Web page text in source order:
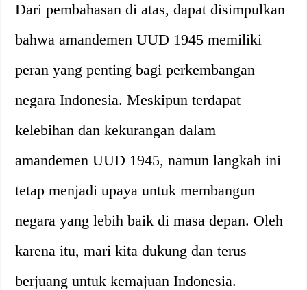
Dari pembahasan di atas, dapat disimpulkan
bahwa amandemen UUD 1945 memiliki
peran yang penting bagi perkembangan
negara Indonesia. Meskipun terdapat
kelebihan dan kekurangan dalam
amandemen UUD 1945, namun langkah ini
tetap menjadi upaya untuk membangun
negara yang lebih baik di masa depan. Oleh
karena itu, mari kita dukung dan terus
berjuang untuk kemajuan Indonesia.